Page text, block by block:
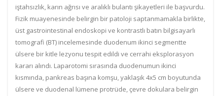
iştahsızlık, karın ağrısı ve aralıklı bulantı şikayetleri ile başvurdu.
Fizik muayenesinde belirgin bir patoloji saptanmamakla birlikte,
üst gastrointestinal endoskopi ve kontrastlı batın bilgisayarlı
tomografi (BT) incelemesinde duodenum ikinci segmentte
ülsere bir kitle lezyonu tespit edildi ve cerrahi eksplorasyon
kararı alındı. Laparotomi sırasında duodenumun ikinci
kısmında, pankreas başına komşu, yaklaşık 4x5 cm boyutunda
ülsere ve duodenal lümene protrüde, çevre dokulara belirgin